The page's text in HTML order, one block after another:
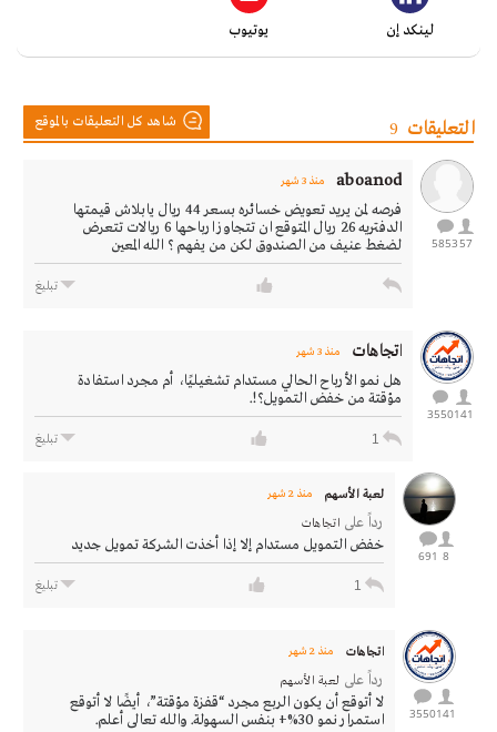
يوتيوب لينكد إن
شاهد كل التعليقات بالموقع التعليقات 9
57
5853
aboanod منذ 3 شهر
فرصه لمن يريد تعويض خسائره بسعر 44 ريال يابلاش قيمتها
الدفتريه 26 ريال المتوقع ان تتجاوز ارباحها 6 ريالات تتعرض
لضغط عنيف من الصندوق لكن من يفهم ؟ الله المعين
تبليغ
141
3550
اتجاهات منذ 3 شهر
هل نمو الأرباح الحالي مستدام تشغيليًا، أم مجرد استفادة
مؤقتة من خفض التمويل؟!.
1 تبليغ
8
691
لعبة الأسهم منذ 2 شهر
رداً على اتجاهات
خفض التمويل مستدام إلا إذا أخذت الشركة تمويل جديد
1 تبليغ
141
3550
اتجاهات منذ 2 شهر
رداً على لعبة الأسهم
لا أتوقع أن يكون الربع مجرد “قفزة مؤقتة”، أيضًا لا أتوقع
استمرار نمو 30%+ بنفس السهولة. والله تعالى أعلم.